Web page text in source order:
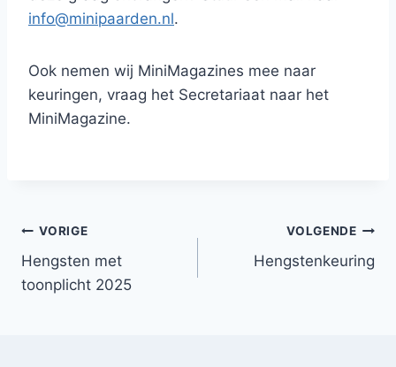
info@minipaarden.nl.
Ook nemen wij MiniMagazines mee naar
keuringen, vraag het Secretariaat naar het
MiniMagazine.
Bericht
navigatie
VORIGE
Hengsten met
toonplicht 2025
VOLGENDE
Hengstenkeuring